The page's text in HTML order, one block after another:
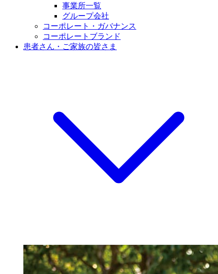
事業所一覧
グループ会社
コーポレート・ガバナンス
コーポレートブランド
患者さん・ご家族の皆さま